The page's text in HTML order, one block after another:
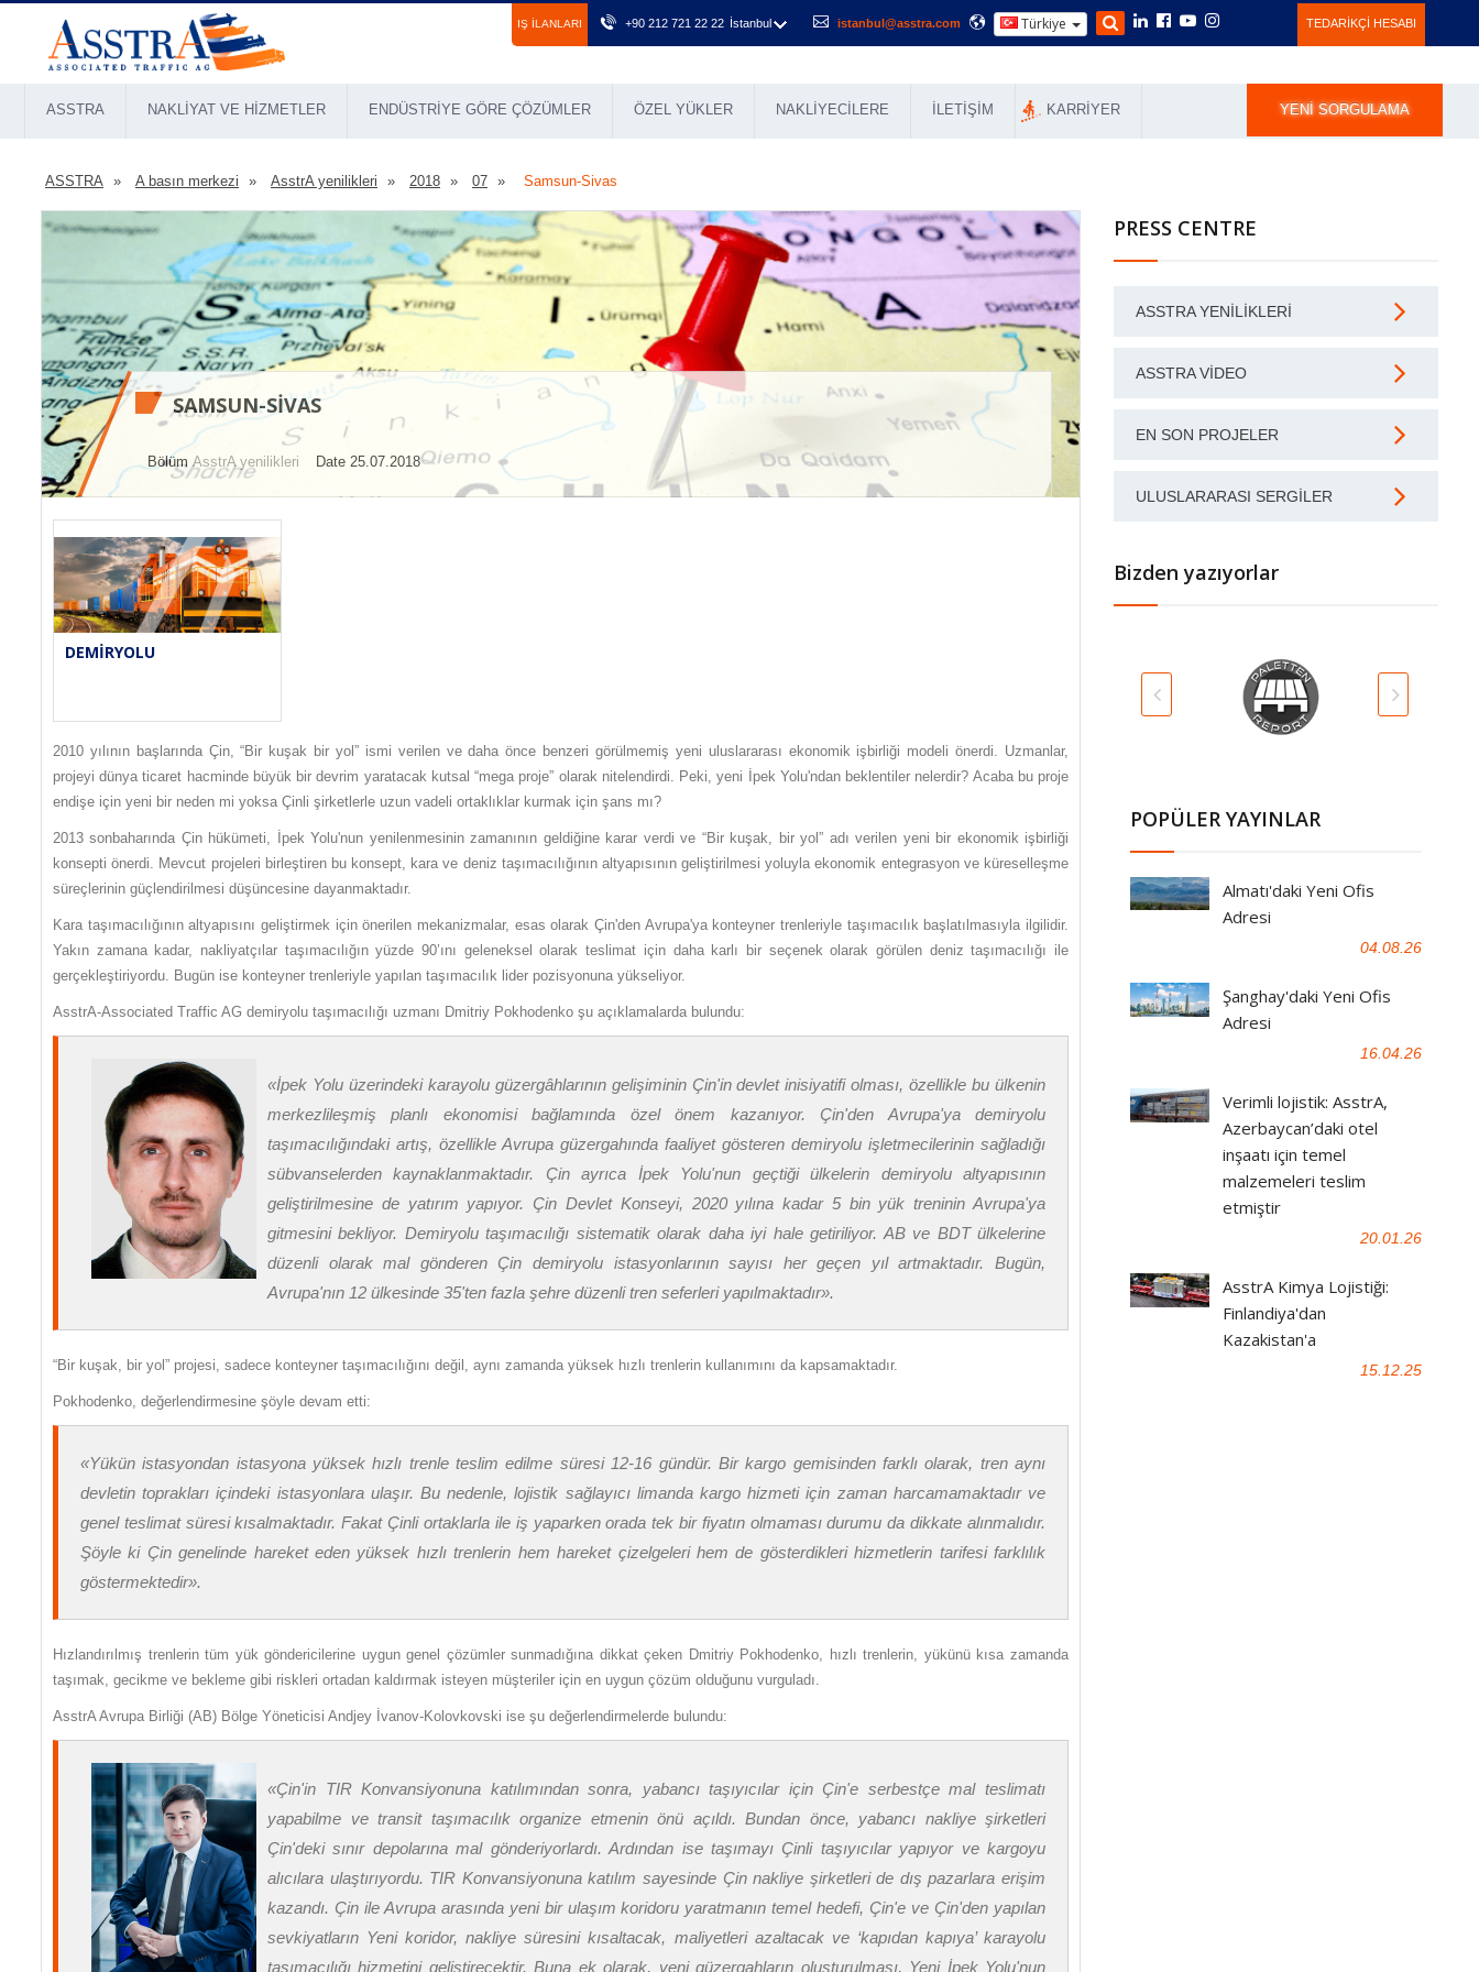
IŞ ILANLARI +90 212 721 22 22 İstanbul istanbul@asstra.com Türkiye TEDARIKÇI HESABI
ASSTRA NAKLIYAT VE HIZMETLER ENDÜSTRIYE GÖRE ÇÖZÜMLER ÖZEL YÜKLER NAKLIYECILERE İLETIŞIM KARRIYER YENI SORGULAMA
ASSTRA A basın merkezi AsstrA yenilikleri 2018 07 Samsun-Sivas
SAMSUN-SIVAS
BölümAsstrA yenilikleri Date 25.07.2018
DEMIRYOLU
2010 yılının başlarında Çin, “Bir kuşak bir yol” ismi verilen ve daha önce benzeri görülmemiş yeni uluslararası ekonomik işbirliği modeli önerdi. Uzmanlar,
projeyi dünya ticaret hacminde büyük bir devrim yaratacak kutsal “mega proje” olarak nitelendirdi. Peki, yeni İpek Yolu'ndan beklentiler nelerdir? Acaba bu proje
endişe için yeni bir neden mi yoksa Çinli şirketlerle uzun vadeli ortaklıklar kurmak için şans mı?
2013 sonbaharında Çin hükümeti, İpek Yolu'nun yenilenmesinin zamanının geldiğine karar verdi ve “Bir kuşak, bir yol” adı verilen yeni bir ekonomik işbirliği
konsepti önerdi. Mevcut projeleri birleştiren bu konsept, kara ve deniz taşımacılığının altyapısının geliştirilmesi yoluyla ekonomik entegrasyon ve küreselleşme
süreçlerinin güçlendirilmesi düşüncesine dayanmaktadır.
Kara taşımacılığının altyapısını geliştirmek için önerilen mekanizmalar, esas olarak Çin'den Avrupa'ya konteyner trenleriyle taşımacılık başlatılmasıyla ilgilidir.
Yakın zamana kadar, nakliyatçılar taşımacılığın yüzde 90’ını geleneksel olarak teslimat için daha karlı bir seçenek olarak görülen deniz taşımacılığı ile
gerçekleştiriyordu. Bugün ise konteyner trenleriyle yapılan taşımacılık lider pozisyonuna yükseliyor.
AsstrA-Associated Traffic AG demiryolu taşımacılığı uzmanı Dmitriy Pokhodenko şu açıklamalarda bulundu:
«İpek Yolu üzerindeki karayolu güzergâhlarının gelişiminin Çin'in devlet inisiyatifi olması, özellikle bu ülkenin
merkezlileşmiş planlı ekonomisi bağlamında özel önem kazanıyor. Çin'den Avrupa'ya demiryolu
taşımacılığındaki artış, özellikle Avrupa güzergahında faaliyet gösteren demiryolu işletmecilerinin sağladığı
sübvanselerden kaynaklanmaktadır. Çin ayrıca İpek Yolu'nun geçtiği ülkelerin demiryolu altyapısının
geliştirilmesine de yatırım yapıyor. Çin Devlet Konseyi, 2020 yılına kadar 5 bin yük treninin Avrupa'ya
gitmesini bekliyor. Demiryolu taşımacılığı sistematik olarak daha iyi hale getiriliyor. AB ve BDT ülkelerine
düzenli olarak mal gönderen Çin demiryolu istasyonlarının sayısı her geçen yıl artmaktadır. Bugün,
Avrupa'nın 12 ülkesinde 35'ten fazla şehre düzenli tren seferleri yapılmaktadır».
“Bir kuşak, bir yol” projesi, sadece konteyner taşımacılığını değil, aynı zamanda yüksek hızlı trenlerin kullanımını da kapsamaktadır.
Pokhodenko, değerlendirmesine şöyle devam etti:
«Yükün istasyondan istasyona yüksek hızlı trenle teslim edilme süresi 12-16 gündür. Bir kargo gemisinden farklı olarak, tren aynı
devletin toprakları içindeki istasyonlara ulaşır. Bu nedenle, lojistik sağlayıcı limanda kargo hizmeti için zaman harcamamaktadır ve
genel teslimat süresi kısalmaktadır. Fakat Çinli ortaklarla ile iş yaparken orada tek bir fiyatın olmaması durumu da dikkate alınmalıdır.
Şöyle ki Çin genelinde hareket eden yüksek hızlı trenlerin hem hareket çizelgeleri hem de gösterdikleri hizmetlerin tarifesi farklılık
göstermektedir».
Hızlandırılmış trenlerin tüm yük göndericilerine uygun genel çözümler sunmadığına dikkat çeken Dmitriy Pokhodenko, hızlı trenlerin, yükünü kısa zamanda
taşımak, gecikme ve bekleme gibi riskleri ortadan kaldırmak isteyen müşteriler için en uygun çözüm olduğunu vurguladı.
AsstrA Avrupa Birliği (AB) Bölge Yöneticisi Andjey İvanov-Kolovkovski ise şu değerlendirmelerde bulundu:
«Çin'in TIR Konvansiyonuna katılımından sonra, yabancı taşıyıcılar için Çin'e serbestçe mal teslimatı
yapabilme ve transit taşımacılık organize etmenin önü açıldı. Bundan önce, yabancı nakliye şirketleri
Çin'deki sınır depolarına mal gönderiyorlardı. Ardından ise taşımayı Çinli taşıyıcılar yapıyor ve kargoyu
alıcılara ulaştırıyordu. TIR Konvansiyonuna katılım sayesinde Çin nakliye şirketleri de dış pazarlara erişim
kazandı. Çin ile Avrupa arasında yeni bir ulaşım koridoru yaratmanın temel hedefi, Çin'e ve Çin'den yapılan
sevkiyatların Yeni koridor, nakliye süresini kısaltacak, maliyetleri azaltacak ve ‘kapıdan kapıya’ karayolu
taşımacılığı hizmetini geliştirecektir. Buna ek olarak, yeni güzergahların oluşturulması, Yeni İpek Yolu'nun
PRESS CENTRE
ASSTRA YENILIKLERI
ASSTRA VIDEO
EN SON PROJELER
ULUSLARARASI SERGILER
Bizden yazıyorlar
POPÜLER YAYINLAR
Almatı'daki Yeni Ofis
Adresi
04.08.26
Şanghay'daki Yeni Ofis
Adresi
16.04.26
Verimli lojistik: AsstrA,
Azerbaycan’daki otel
inşaatı için temel
malzemeleri teslim
etmiştir
20.01.26
AsstrA Kimya Lojistiği:
Finlandiya'dan
Kazakistan'a
15.12.25